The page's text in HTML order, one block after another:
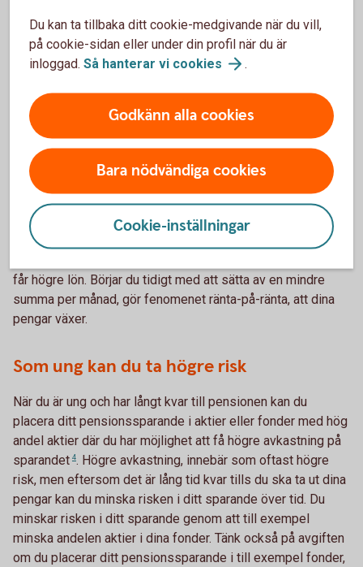
Har man jobbat heltid ett helt arbetsliv kan räkna med att få
runt 70 procent av sin inkomst i allmän pension och
pensionär är det smart att även spara själv till din pension.
2024 höjdes pensionsåldern och kommer fortsätta höjas
successivt. Med ett sparande kan du också skapa en
flexibilitet kring hur och när du vill gå i pension. Om du inte
har tagit tag i ditt pensionssparande ännu, är nu en bra tid
att göra det. Du är fortfarande ung, och ju tidigare du börjar
spara till din pension, desto lägre belopp behöver du sätta
undan. Ett sparande på 500 kronor per månad är en bra start
får högre lön. Börjar du tidigt med att sätta av en mindre
summa per månad, gör fenomenet ränta-på-ränta, att dina
pengar växer.
Som ung kan du ta högre risk
När du är ung och har långt kvar till pensionen kan du
placera ditt pensionssparande i aktier eller fonder med hög
andel aktier där du har möjlighet att få högre avkastning på
sparandet 4. Högre avkastning, innebär som oftast högre
risk, men eftersom det är lång tid kvar tills du ska ta ut dina
pengar kan du minska risken i ditt sparande över tid. Du
minskar risken i ditt sparande genom att till exempel
minska andelen aktier i dina fonder. Tänk också på avgiften
om du placerar ditt pensionssparande i till exempel fonder,
Du kan ta tillbaka ditt cookie-medgivande när du vill,
på cookie-sidan eller under din profil när du är
inloggad. Så hanterar vi cookies .
Godkänn alla cookies
Bara nödvändiga cookies
Cookie-inställningar